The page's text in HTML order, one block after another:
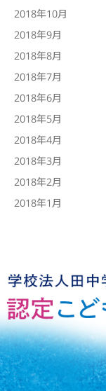
2018年10月
2018年9月
2018年8月
2018年7月
2018年6月
2018年5月
2018年4月
2018年3月
2018年2月
2018年1月